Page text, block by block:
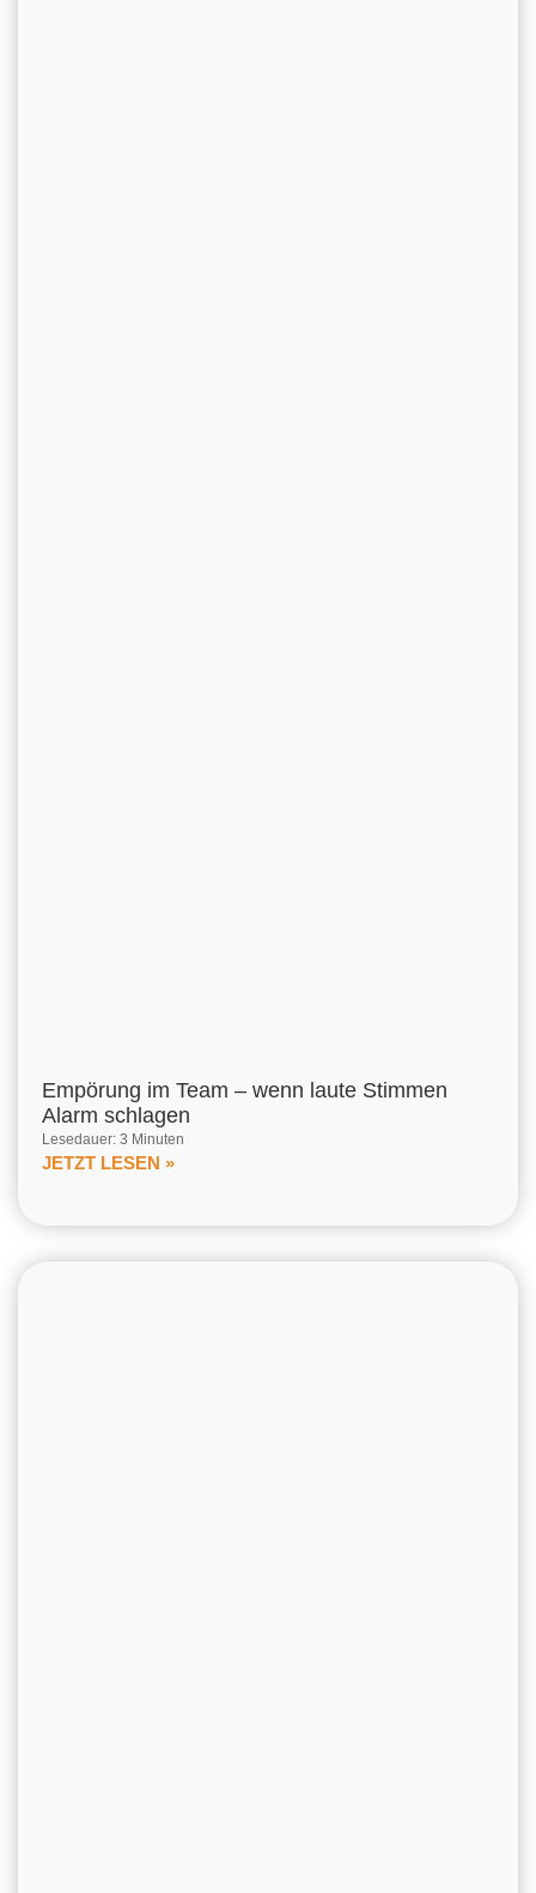
Empörung im Team – wenn laute Stimmen
Alarm schlagen
Lesedauer: 3 Minuten
JETZT LESEN »